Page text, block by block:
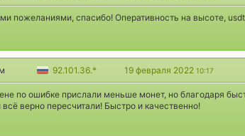
пожеланиями, спасибо! Оперативность на высоте,
92.101.36.* 19 февраля 2022 10:17
по ошибке прислали меньше монет, но благодаря
верно пересчитали! Быстро и качественно!